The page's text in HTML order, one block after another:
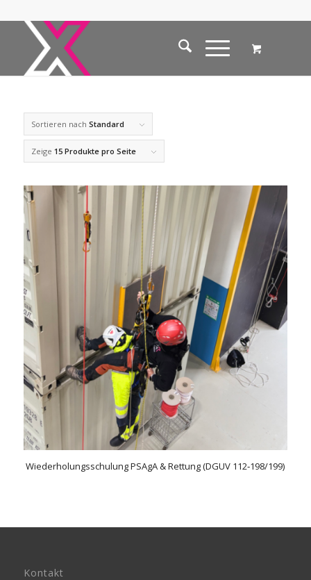
Sortieren nach Standard
Zeige 15 Produkte pro Seite
Wiederholungsschulung PSAgA & Rettung (DGUV 112‑198/199)
Kontakt